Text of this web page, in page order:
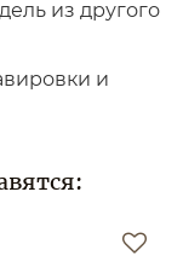
из другого
и